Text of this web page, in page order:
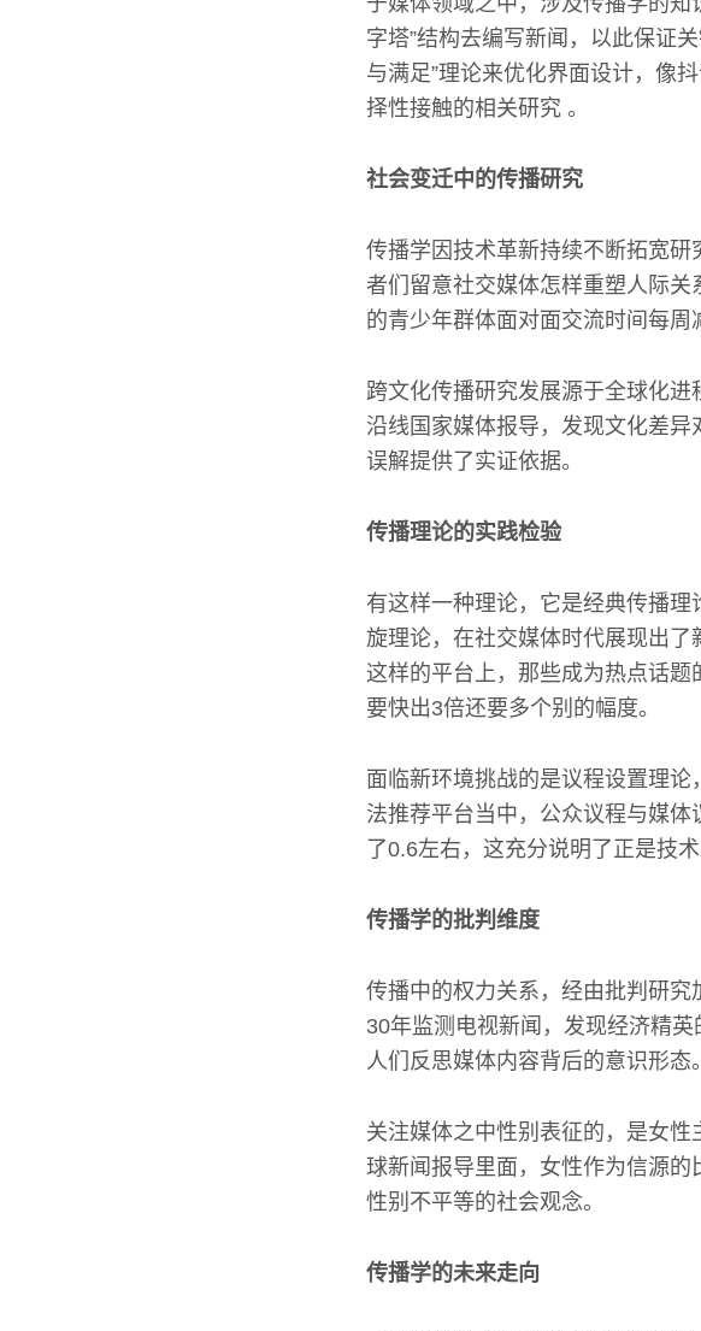
字塔”结构去编写新闻，以此保证
与满足”理论来优化界面设计，像
择性接触的相关研究 。
社会变迁中的传播研究
传播学因技术革新持续不断拓宽
者们留意社交媒体怎样重塑人际
的青少年群体面对面交流时间每周
跨文化传播研究发展源于全球化进
沿线国家媒体报导，发现文化差
误解提供了实证依据。
传播理论的实践检验
有这样一种理论，它是经典传播
旋理论，在社交媒体时代展现出
这样的平台上，那些成为热点话题
要快出3倍还要多个别的幅度。
面临新环境挑战的是议程设置理
法推荐平台当中，公众议程与媒
了0.6左右，这充分说明了正是技
传播学的批判维度
传播中的权力关系，经由批判研
30年监测电视新闻，发现经济精
人们反思媒体内容背后的意识形态。
关注媒体之中性别表征的，是女
球新闻报导里面，女性作为信源
性别不平等的社会观念。
传播学的未来走向